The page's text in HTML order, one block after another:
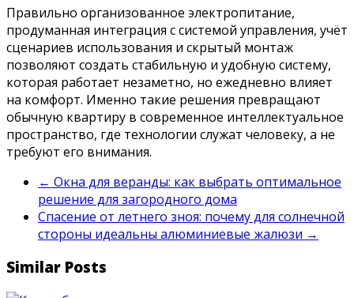
Правильно организованное электропитание,
продуманная интеграция с системой управления, учёт
сценариев использования и скрытый монтаж
позволяют создать стабильную и удобную систему,
которая работает незаметно, но ежедневно влияет
на комфорт. Именно такие решения превращают
обычную квартиру в современное интеллектуальное
пространство, где технологии служат человеку, а не
требуют его внимания.
← Окна для веранды: как выбрать оптимальное
решение для загородного дома
Спасение от летнего зноя: почему для солнечной
стороны идеальны алюминиевые жалюзи →
Similar Posts